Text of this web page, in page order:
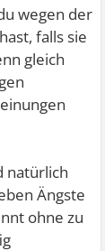
wegen der
falls sie
gleich
natürlich
Ängste
ohne zu